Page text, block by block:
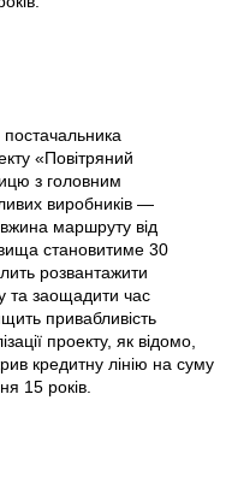
«Повітряний
з головним
виробників —
маршруту від
становитиме 30
розвантажити
та заощадити час
привабливість
проекту, як відомо,
кредитну лінію на суму
15 років.